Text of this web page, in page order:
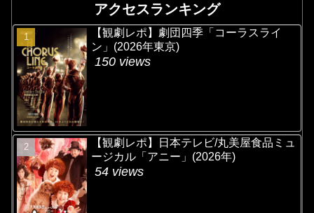
アクセスランキング
【観劇レポ】劇団四季「コーラスライ
ン」(2026年東京)
150 views
【観劇レポ】日本テレビ/丸美屋食品ミュ
ージカル「アニー」(2026年)
54 views